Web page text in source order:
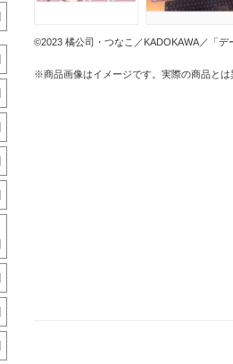
©2023 橘公司・つなこ／KADOKAWA／「
※商品画像はイメージです。実際の商品と